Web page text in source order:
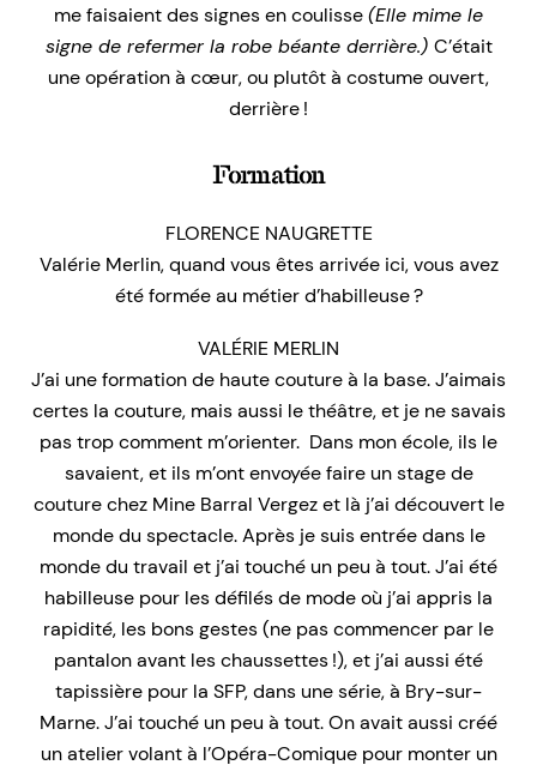
me faisaient des signes en coulisse(Elle mime le
signe de refermer la robe béante derrière.) C’était
une opération à cœur, ou plutôt à costume ouvert,
derrière !
Formation
FLORENCE NAUGRETTE
Valérie Merlin, quand vous êtes arrivée ici, vous avez
été formée au métier d’habilleuse ?
VALÉRIE MERLIN
J’ai une formation de haute couture à la base. J’aimais
certes la couture, mais aussi le théâtre, et je ne savais
pas trop comment m’orienter. Dans mon école, ils le
savaient, et ils m’ont envoyée faire un stage de
couture chez Mine Barral Vergez et là j’ai découvert le
monde du spectacle. Après je suis entrée dans le
monde du travail et j’ai touché un peu à tout. J’ai été
habilleuse pour les défilés de mode où j’ai appris la
rapidité, les bons gestes (ne pas commencer par le
pantalon avant les chaussettes !), et j’ai aussi été
tapissière pour la SFP, dans une série, à Bry-sur-
Marne. J’ai touché un peu à tout. On avait aussi créé
un atelier volant à l’Opéra-Comique pour monter un